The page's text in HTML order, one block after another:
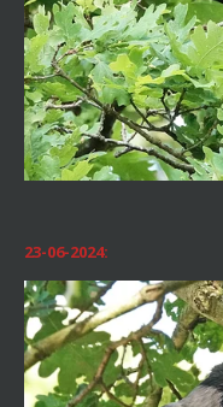
23-06-2024: